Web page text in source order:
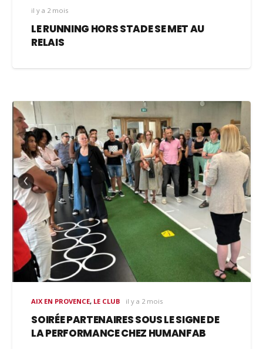
il y a 2 mois
LE RUNNING HORS STADE SE MET AU
RELAIS
AIX EN PROVENCE, LE CLUB il y a 2 mois
SOIRÉE PARTENAIRES SOUS LE SIGNE DE
LA PERFORMANCE CHEZ HUMANFAB